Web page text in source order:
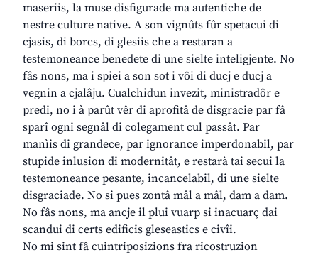
maseriis, la muse disfigurade ma autentiche de
nestre culture native. A son vignûts fûr spetacui di
cjasis, di borcs, di glesiis che a restaran a
testemoneance benedete di une sielte inteligjente. No
fâs nons, ma i spiei a son sot i vôi di ducj e ducj a
vegnin a cjalâju. Cualchidun invezit, ministradôr e
predi, no i à parût vêr di aprofitâ de disgracie par fâ
sparî ogni segnâl di colegament cul passât. Par
manìis di grandece, par ignorance imperdonabil, par
stupide inlusion di modernitât, e restarà tai secui la
testemoneance pesante, incancelabil, di une sielte
disgraciade. No si pues zontâ mâl a mâl, dam a dam.
No fâs nons, ma ancje il plui vuarp si inacuarç dai
scandui di certs edificis gleseastics e civîi.
No mi sint fâ cuintriposizions fra ricostruzion